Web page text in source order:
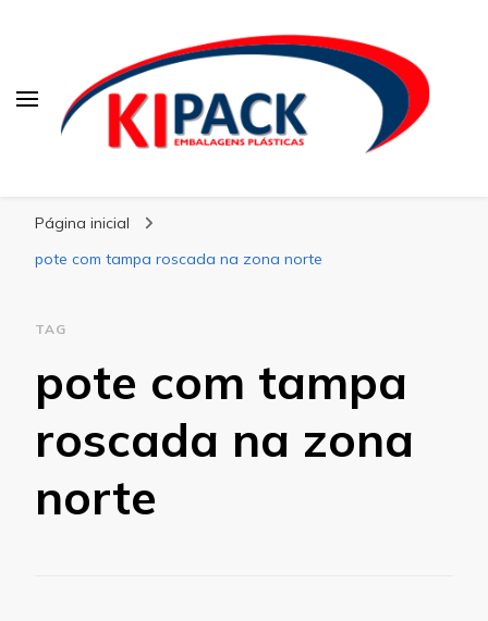
Página inicial
pote com tampa roscada na zona norte
TAG
pote com tampa
roscada na zona
norte